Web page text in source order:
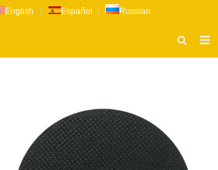
English Español Russian